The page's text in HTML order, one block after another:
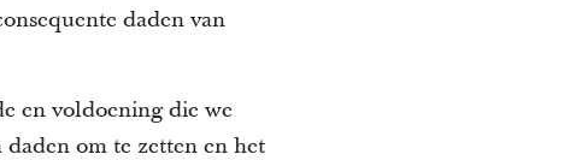
daden van
en voldoening die we
om te zetten en het